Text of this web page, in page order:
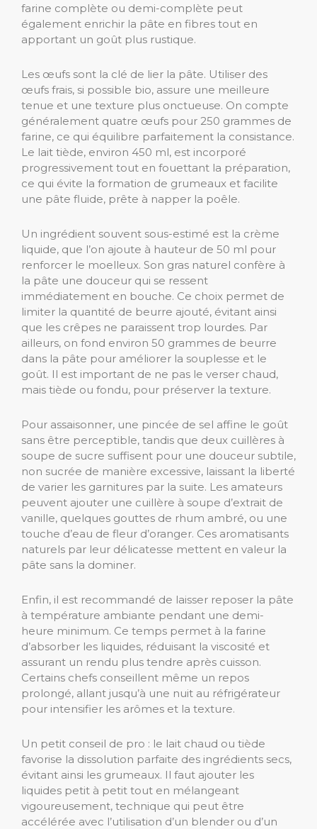
farine complète ou demi-complète peut
également enrichir la pâte en fibres tout en
apportant un goût plus rustique.
Les œufs sont la clé de lier la pâte. Utiliser des
œufs frais, si possible bio, assure une meilleure
tenue et une texture plus onctueuse. On compte
généralement quatre œufs pour 250 grammes de
farine, ce qui équilibre parfaitement la consistance.
Le lait tiède, environ 450 ml, est incorporé
progressivement tout en fouettant la préparation,
ce qui évite la formation de grumeaux et facilite
une pâte fluide, prête à napper la poêle.
Un ingrédient souvent sous-estimé est la crème
liquide, que l’on ajoute à hauteur de 50 ml pour
renforcer le moelleux. Son gras naturel confère à
la pâte une douceur qui se ressent
immédiatement en bouche. Ce choix permet de
limiter la quantité de beurre ajouté, évitant ainsi
que les crêpes ne paraissent trop lourdes. Par
ailleurs, on fond environ 50 grammes de beurre
dans la pâte pour améliorer la souplesse et le
goût. Il est important de ne pas le verser chaud,
mais tiède ou fondu, pour préserver la texture.
Pour assaisonner, une pincée de sel affine le goût
sans être perceptible, tandis que deux cuillères à
soupe de sucre suffisent pour une douceur subtile,
non sucrée de manière excessive, laissant la liberté
de varier les garnitures par la suite. Les amateurs
peuvent ajouter une cuillère à soupe d’extrait de
vanille, quelques gouttes de rhum ambré, ou une
touche d’eau de fleur d’oranger. Ces aromatisants
naturels par leur délicatesse mettent en valeur la
pâte sans la dominer.
Enfin, il est recommandé de laisser reposer la pâte
à température ambiante pendant une demi-
heure minimum. Ce temps permet à la farine
d’absorber les liquides, réduisant la viscosité et
assurant un rendu plus tendre après cuisson.
Certains chefs conseillent même un repos
prolongé, allant jusqu’à une nuit au réfrigérateur
pour intensifier les arômes et la texture.
Un petit conseil de pro : le lait chaud ou tiède
favorise la dissolution parfaite des ingrédients secs,
évitant ainsi les grumeaux. Il faut ajouter les
liquides petit à petit tout en mélangeant
vigoureusement, technique qui peut être
accélérée avec l’utilisation d’un blender ou d’un